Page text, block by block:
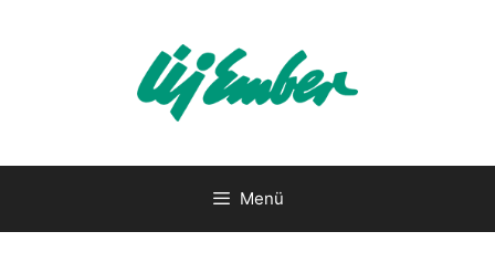
Menü